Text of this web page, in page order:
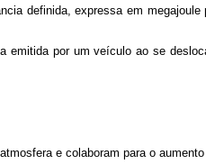
definida, expressa em
emitida por um veículo ao se
e colaboram para o